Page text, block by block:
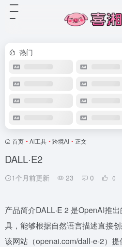
热门
首页 • Al工具 • 跨境AI • 正文
DALL·E2
1个月前更新 23 0 0
产品简介DALL·E 2 是OpenAI推
具，能够根据自然语言描述直接创
该网站（openai.com/dall-e-2）